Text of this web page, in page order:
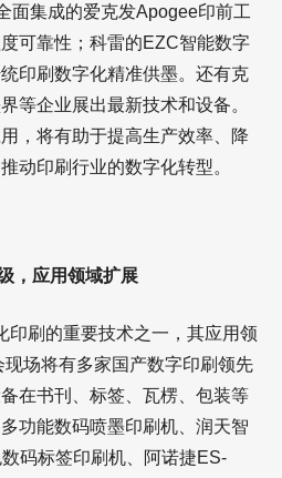
面集成的爱克发Apogee印前工
可靠性；科雷的EZC智能数字
印刷数字化精准供墨。还有克
等企业展出最新技术和设备。
，将有助于提高生产效率、降
动印刷行业的数字化转型。
，应用领域扩展
印刷的重要技术之一，其应用领
场将有多家国产数字印刷领先
在书刊、标签、瓦楞、包装等
功能数码喷墨印刷机、润天智
码标签印刷机、阿诺捷ES-